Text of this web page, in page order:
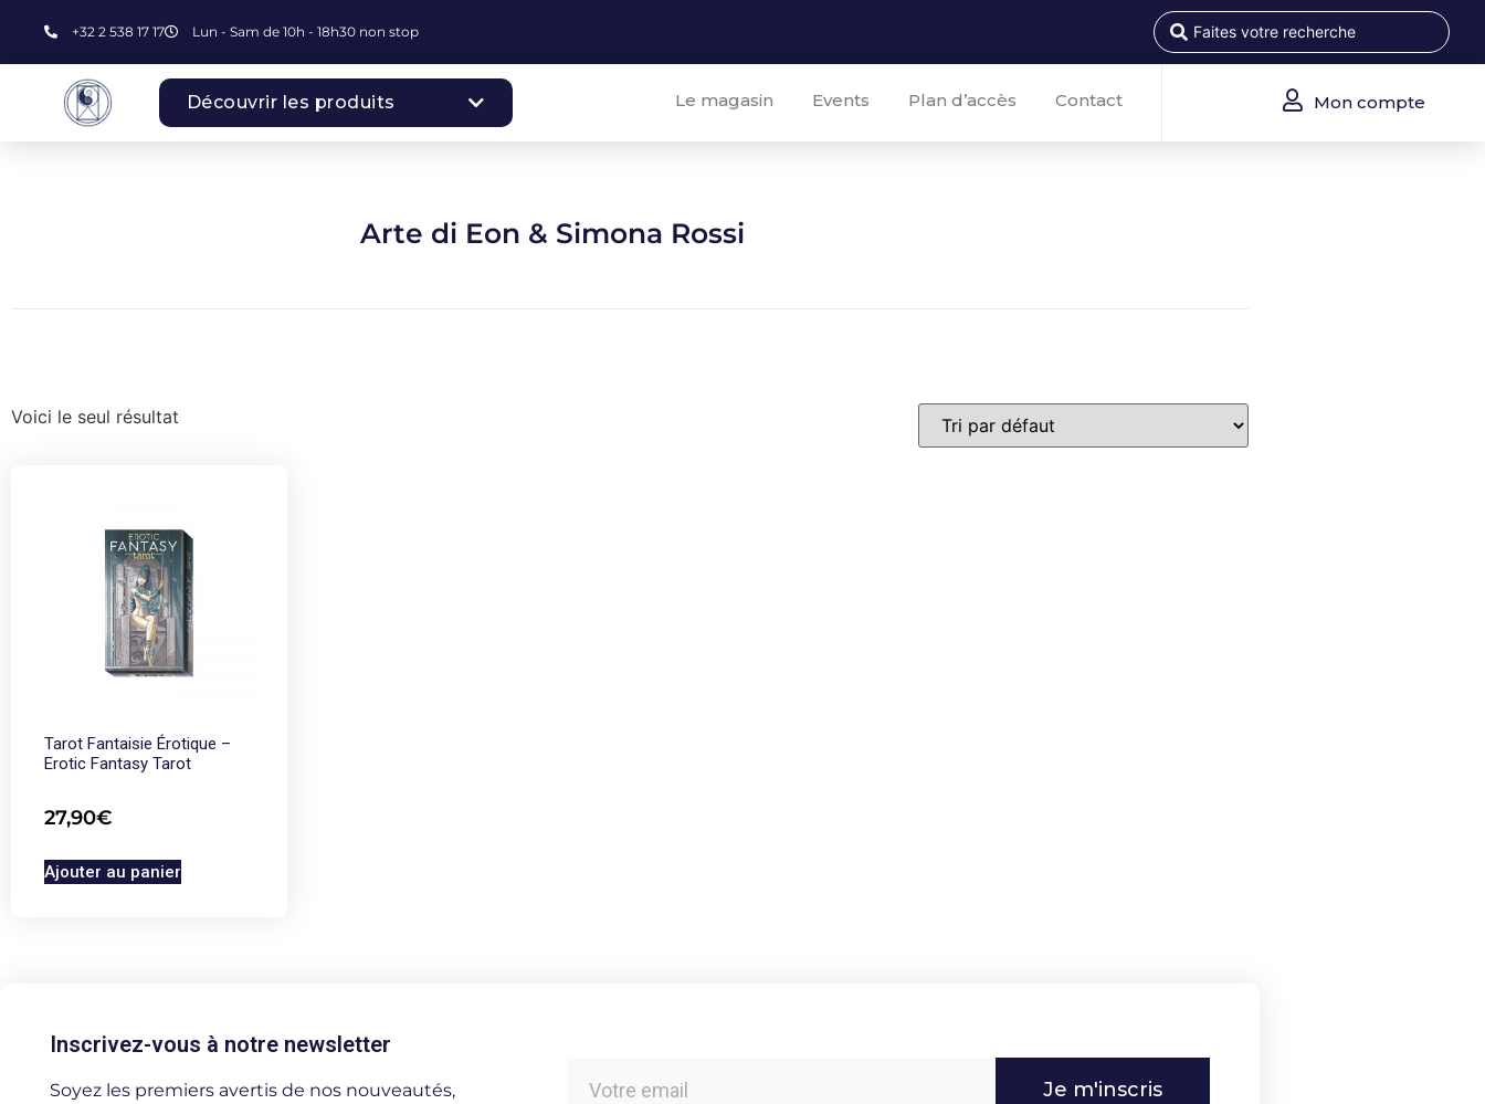
+32 2 538 17 17 Lun - Sam de 10h - 18h30 non stop
Découvrir les produits Le magasin Events Plan d’accès Contact Mon compte
Arte di Eon & Simona Rossi
Voici le seul résultat
Tarot Fantaisie Érotique –
Erotic Fantasy Tarot
27,90€
Ajouter au panier
Inscrivez-vous à notre newsletter
Soyez les premiers avertis de nos nouveautés,
Je m'inscris